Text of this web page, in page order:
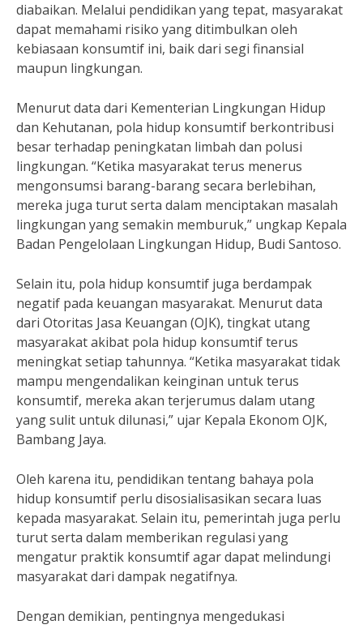
diabaikan. Melalui pendidikan yang tepat, masyarakat
dapat memahami risiko yang ditimbulkan oleh
kebiasaan konsumtif ini, baik dari segi finansial
maupun lingkungan.
Menurut data dari Kementerian Lingkungan Hidup
dan Kehutanan, pola hidup konsumtif berkontribusi
besar terhadap peningkatan limbah dan polusi
lingkungan. “Ketika masyarakat terus menerus
mengonsumsi barang-barang secara berlebihan,
mereka juga turut serta dalam menciptakan masalah
lingkungan yang semakin memburuk,” ungkap Kepala
Badan Pengelolaan Lingkungan Hidup, Budi Santoso.
Selain itu, pola hidup konsumtif juga berdampak
negatif pada keuangan masyarakat. Menurut data
dari Otoritas Jasa Keuangan (OJK), tingkat utang
masyarakat akibat pola hidup konsumtif terus
meningkat setiap tahunnya. “Ketika masyarakat tidak
mampu mengendalikan keinginan untuk terus
konsumtif, mereka akan terjerumus dalam utang
yang sulit untuk dilunasi,” ujar Kepala Ekonom OJK,
Bambang Jaya.
Oleh karena itu, pendidikan tentang bahaya pola
hidup konsumtif perlu disosialisasikan secara luas
kepada masyarakat. Selain itu, pemerintah juga perlu
turut serta dalam memberikan regulasi yang
mengatur praktik konsumtif agar dapat melindungi
masyarakat dari dampak negatifnya.
Dengan demikian, pentingnya mengedukasi